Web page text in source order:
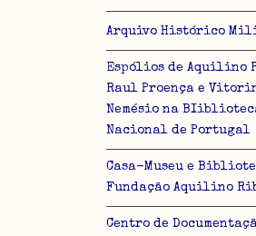
Arquivo Histórico
Espólios de Aquilino
Raul Proença e
Nemésio na
Nacional de Portugal
Casa-Museu e
Fundação Aquilino
Centro de